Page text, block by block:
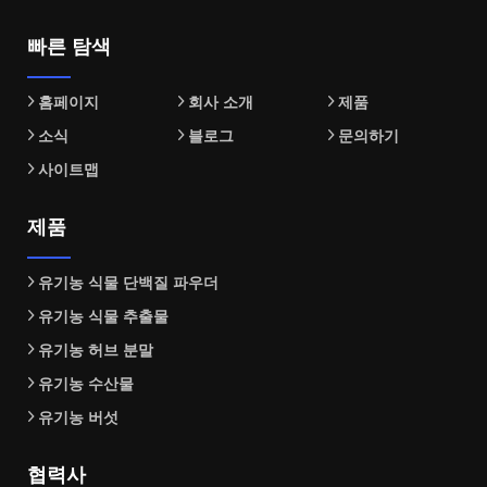
빠른 탐색
홈페이지 회사 소개
제품
소식
블로그
문의하기
사이트맵
제품
유기농 식물 단백질 파우더
유기농 식물 추출물
유기농 허브 분말
유기농 수산물
유기농 버섯
협력사